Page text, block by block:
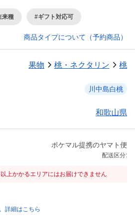
来種 #ギフト対応可
商品タイプについて（予約商品）
果物 桃・ネクタリン 桃
川中島白桃
和歌山県
ポケマル提携のヤマト便
配送区分:
上かかるエリアにはお届けできません
詳細はこちら